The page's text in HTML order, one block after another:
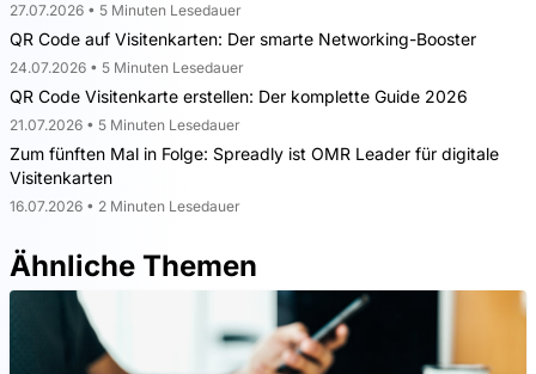
27.07.2026 • 5 Minuten Lesedauer
QR Code auf Visitenkarten: Der smarte Networking-Booster
24.07.2026 • 5 Minuten Lesedauer
QR Code Visitenkarte erstellen: Der komplette Guide 2026
21.07.2026 • 5 Minuten Lesedauer
Zum fünften Mal in Folge: Spreadly ist OMR Leader für digitale
Visitenkarten
16.07.2026 • 2 Minuten Lesedauer
Ähnliche Themen